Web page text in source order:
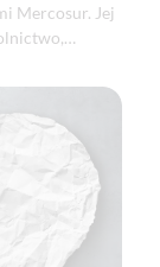
Mercosur. Jej